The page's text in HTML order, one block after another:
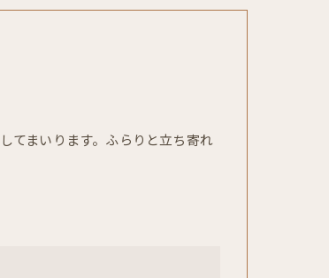
てまいります。ふらりと立ち寄れ